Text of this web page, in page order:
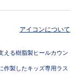
アイコンについて
える樹脂製ヒールカウン
作製したキッズ専用ラス